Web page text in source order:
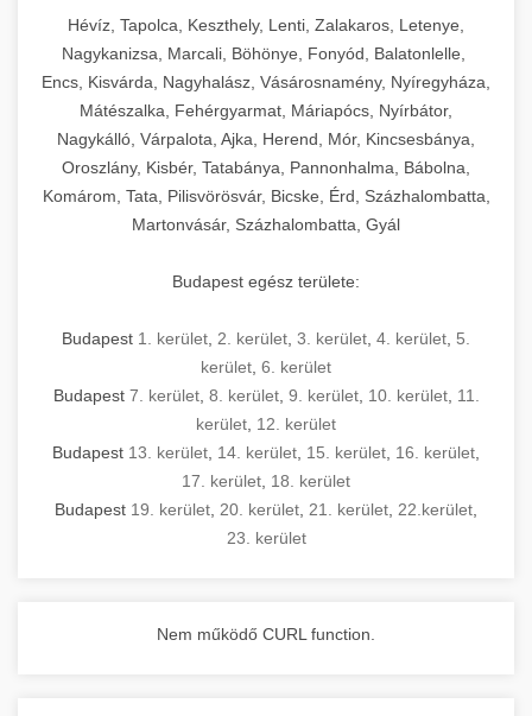
Hévíz, Tapolca, Keszthely, Lenti, Zalakaros, Letenye,
Nagykanizsa, Marcali, Böhönye, Fonyód, Balatonlelle,
Encs, Kisvárda, Nagyhalász, Vásárosnamény, Nyíregyháza,
Mátészalka, Fehérgyarmat, Máriapócs, Nyírbátor,
Nagykálló, Várpalota, Ajka, Herend, Mór, Kincsesbánya,
Oroszlány, Kisbér, Tatabánya, Pannonhalma, Bábolna,
Komárom, Tata, Pilisvörösvár, Bicske, Érd, Százhalombatta,
Martonvásár, Százhalombatta, Gyál
Budapest egész területe:
Budapest 1. kerület 2. kerület 3. kerület 4. kerület 5.
kerület 6. kerület
Budapest 7. kerület, 8. kerület, 9. kerület, 10. kerület, 11.
kerület 12. kerület
Budapest 13. kerület 14. kerület 15. kerület 16. kerület
17. kerület 18. kerület
Budapest 19. kerület 20. kerület 21. kerület 22.kerület
23. kerület
Nem működő CURL function.